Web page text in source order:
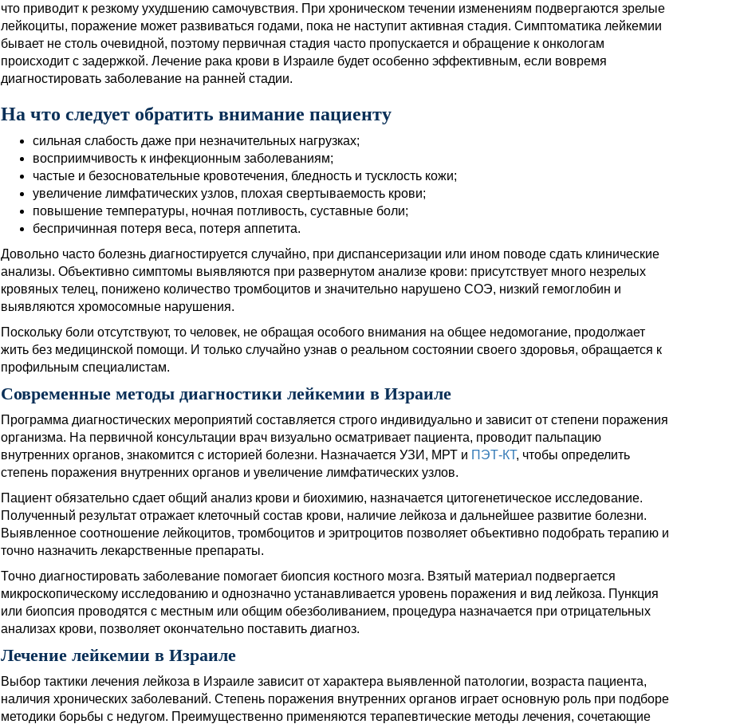
что приводит к резкому ухудшению самочувствия. При хроническом течении изменениям подвергаются зрелые
лейкоциты, поражение может развиваться годами, пока не наступит активная стадия. Симптоматика лейкемии
бывает не столь очевидной, поэтому первичная стадия часто пропускается и обращение к онкологам
происходит с задержкой. Лечение рака крови в Израиле будет особенно эффективным, если вовремя
диагностировать заболевание на ранней стадии.
На что следует обратить внимание пациенту
сильная слабость даже при незначительных нагрузках;
восприимчивость к инфекционным заболеваниям;
частые и безосновательные кровотечения, бледность и тусклость кожи;
увеличение лимфатических узлов, плохая свертываемость крови;
повышение температуры, ночная потливость, суставные боли;
беспричинная потеря веса, потеря аппетита.
Довольно часто болезнь диагностируется случайно, при диспансеризации или ином поводе сдать клинические
анализы. Объективно симптомы выявляются при развернутом анализе крови: присутствует много незрелых
кровяных телец, понижено количество тромбоцитов и значительно нарушено СОЭ, низкий гемоглобин и
выявляются хромосомные нарушения.
Поскольку боли отсутствуют, то человек, не обращая особого внимания на общее недомогание, продолжает
жить без медицинской помощи. И только случайно узнав о реальном состоянии своего здоровья, обращается к
профильным специалистам.
Современные методы диагностики лейкемии в Израиле
Программа диагностических мероприятий составляется строго индивидуально и зависит от степени поражения
организма. На первичной консультации врач визуально осматривает пациента, проводит пальпацию
внутренних органов, знакомится с историей болезни. Назначается УЗИ, МРТ и ПЭТ-КТ, чтобы определить
степень поражения внутренних органов и увеличение лимфатических узлов.
Пациент обязательно сдает общий анализ крови и биохимию, назначается цитогенетическое исследование.
Полученный результат отражает клеточный состав крови, наличие лейкоза и дальнейшее развитие болезни.
Выявленное соотношение лейкоцитов, тромбоцитов и эритроцитов позволяет объективно подобрать терапию и
точно назначить лекарственные препараты.
Точно диагностировать заболевание помогает биопсия костного мозга. Взятый материал подвергается
микроскопическому исследованию и однозначно устанавливается уровень поражения и вид лейкоза. Пункция
или биопсия проводятся с местным или общим обезболиванием, процедура назначается при отрицательных
анализах крови, позволяет окончательно поставить диагноз.
Лечение лейкемии в Израиле
Выбор тактики лечения лейкоза в Израиле зависит от характера выявленной патологии, возраста пациента,
наличия хронических заболеваний. Степень поражения внутренних органов играет основную роль при подборе
методики борьбы с недугом. Преимущественно применяются терапевтические методы лечения, сочетающие